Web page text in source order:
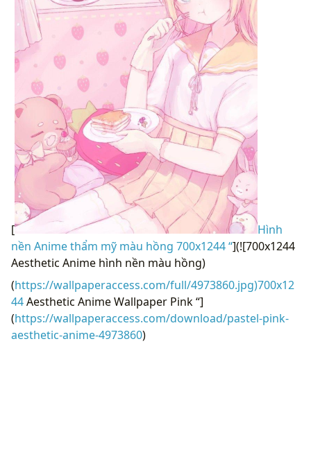
[
Hình
nền Anime thẩm mỹ màu hồng 700x1244 “](![700x1244
Aesthetic Anime hình nền màu hồng)
(https://wallpaperaccess.com/full/4973860.jpg)700x12
44Aesthetic Anime Wallpaper Pink “]
(https://wallpaperaccess.com/download/pastel-pink-
aesthetic-anime-4973860)